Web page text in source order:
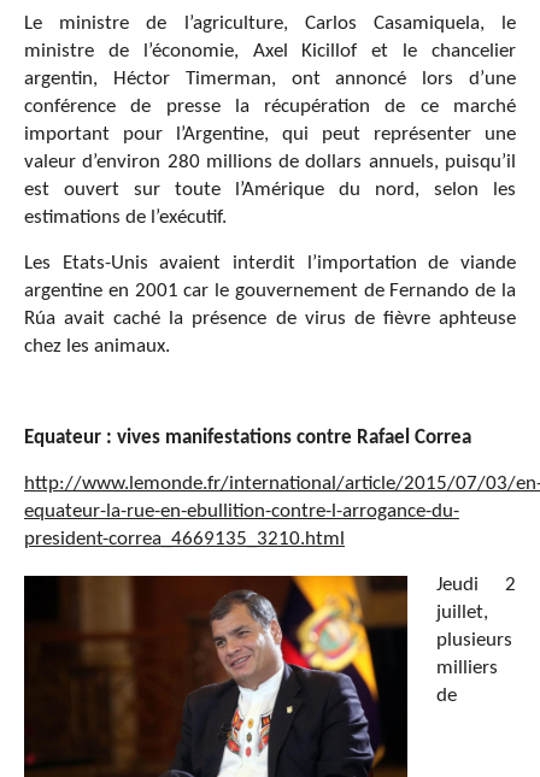
Le ministre de l’agriculture, Carlos Casamiquela, le
ministre de l’économie, Axel Kicillof et le chancelier
argentin, Héctor Timerman, ont annoncé lors d’une
conférence de presse la récupération de ce marché
important pour l’Argentine, qui peut représenter une
valeur d’environ 280 millions de dollars annuels, puisqu’il
est ouvert sur toute l’Amérique du nord, selon les
estimations de l’exécutif.
Les Etats-Unis avaient interdit l’importation de viande
argentine en 2001 car le gouvernement de Fernando de la
Rúa avait caché la présence de virus de fièvre aphteuse
chez les animaux.
Equateur : vives manifestations contre Rafael Correa
http://www.lemonde.fr/international/article/2015/07/03/
equateur-la-rue-en-ebullition-contre-l-arrogance-du-
president-correa_4669135_3210.html
Jeudi 2
juillet,
plusieurs
milliers
de